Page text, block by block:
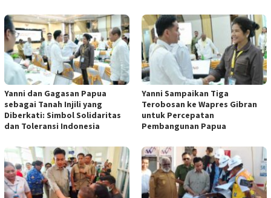
Yanni dan Gagasan Papua
sebagai Tanah Injili yang
Diberkati: Simbol Solidaritas
dan Toleransi Indonesia
Yanni Sampaikan Tiga
Terobosan ke Wapres Gibran
untuk Percepatan
Pembangunan Papua